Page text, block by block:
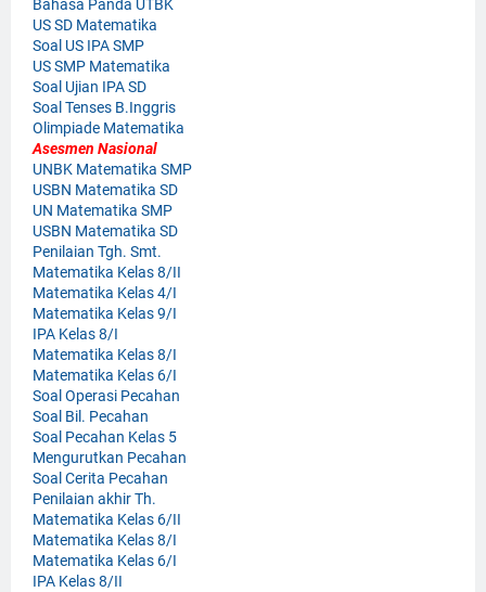
Bahasa Panda UTBK
US SD Matematika
Soal US IPA SMP
US SMP Matematika
Soal Ujian IPA SD
Soal Tenses B.Inggris
Olimpiade Matematika
Asesmen Nasional
UNBK Matematika SMP
USBN Matematika SD
UN Matematika SMP
USBN Matematika SD
Penilaian Tgh. Smt.
Matematika Kelas 8/II
Matematika Kelas 4/I
Matematika Kelas 9/I
IPA Kelas 8/I
Matematika Kelas 8/I
Matematika Kelas 6/I
Soal Operasi Pecahan
Soal Bil. Pecahan
Soal Pecahan Kelas 5
Mengurutkan Pecahan
Soal Cerita Pecahan
Penilaian akhir Th.
Matematika Kelas 6/II
Matematika Kelas 8/I
Matematika Kelas 6/I
IPA Kelas 8/II